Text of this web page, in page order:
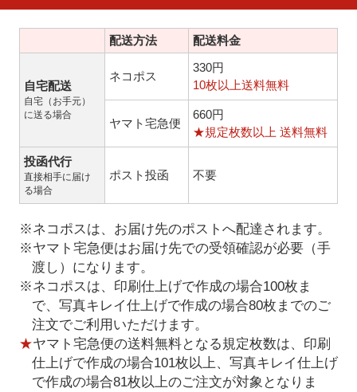
配送方法 配送料金
自宅配送
自宅（お手元）
に送る場合
ネコポス
330円
10枚以上送料無料
ヤマト宅急便
660円
★規定枚数以上 送料無料
投函代行
直接相手に届け
る場合
ポスト投函 不要
※ネコポスは、お届け先のポストへ配達されます。
※ヤマト宅急便はお届け先での受領確認が必要（手
渡し）になります。
※ネコポスは、印刷仕上げで作成の場合100枚ま
で、写真キレイ仕上げで作成の場合80枚までのご
注文でご利用いただけます。
★ヤマト宅急便の送料無料となる規定枚数は、印刷
仕上げで作成の場合101枚以上、写真キレイ仕上げ
で作成の場合81枚以上のご注文が対象となりま